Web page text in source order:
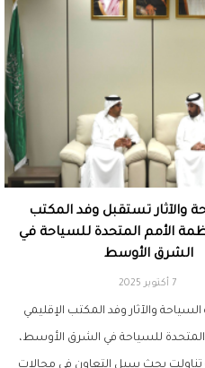
والآثار تستقبل وفد المكتب
الأمم المتحدة للسياحة في
الشرق الأوسط
7 أكتوبر 2025
والآثار وفد المكتب الإقليمي
للسياحة في الشرق الأوسط،